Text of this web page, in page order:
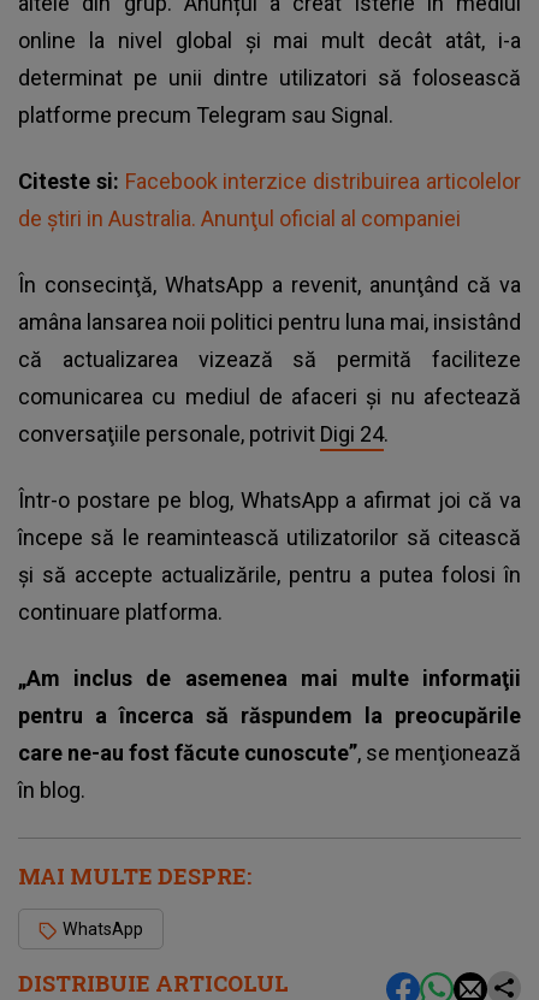
DISTRIBUIE ARTICOLUL
online la nivel global și mai mult decât atât, i-a
determinat pe unii dintre utilizatori să folosească
platforme precum Telegram sau Signal.
Citeste si: Facebook interzice distribuirea articolelor
de ştiri in Australia. Anunţul oficial al companiei
În consecinţă, WhatsApp a revenit, anunţând că va
amâna lansarea noii politici pentru luna mai, insistând
că actualizarea vizează să permită faciliteze
comunicarea cu mediul de afaceri şi nu afectează
conversaţiile personale, potrivit Digi 24.
Într-o postare pe blog, WhatsApp a afirmat joi că va
începe să le reamintească utilizatorilor să citească
şi să accepte actualizările, pentru a putea folosi în
continuare platforma.
„Am inclus de asemenea mai multe informaţii
pentru a încerca să răspundem la preocupările
care ne-au fost făcute cunoscute”, se menţionează
în blog.
MAI MULTE DESPRE:
WhatsApp